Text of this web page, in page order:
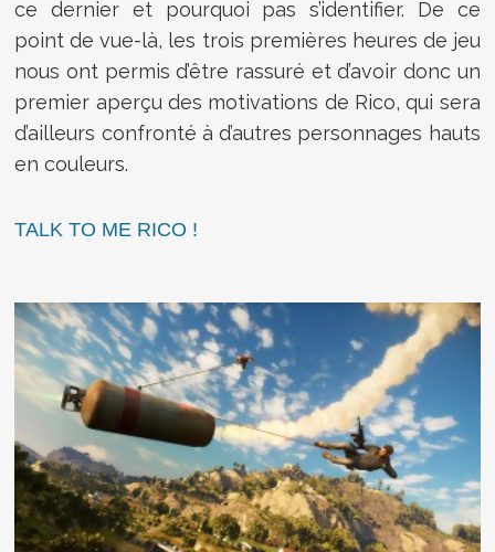
ce dernier et pourquoi pas s’identifier. De ce
point de vue-là, les trois premières heures de jeu
nous ont permis d’être rassuré et d’avoir donc un
premier aperçu des motivations de Rico, qui sera
d’ailleurs confronté à d’autres personnages hauts
en couleurs.
TALK TO ME RICO !